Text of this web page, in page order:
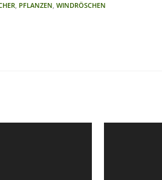
, PFLANZEN, WINDRÖSCHEN